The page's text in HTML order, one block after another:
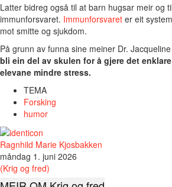
Latter bidreg også til at barn hugsar meir og
immunforsvaret. Immunforsvaret er eit
mot smitte og sjukdom.
På grunn av funna sine meiner Dr.
bli ein del av skulen for å gjere det
elevane mindre stress.
TEMA
Forsking
humor
Ragnhild Marie Kjosbakken
måndag 1. juni 2026
(Krig og fred)